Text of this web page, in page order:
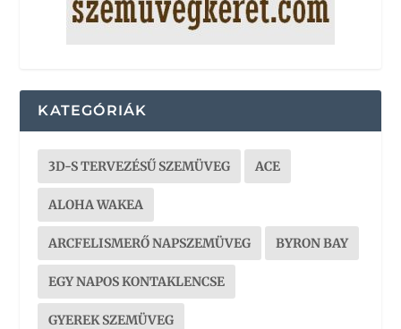
KATEGÓRIÁK
3D-S TERVEZÉSŰ SZEMÜVEG ACE
ALOHA WAKEA
ARCFELISMERŐ NAPSZEMÜVEG BYRON BAY
EGY NAPOS KONTAKLENCSE
GYEREK SZEMÜVEG